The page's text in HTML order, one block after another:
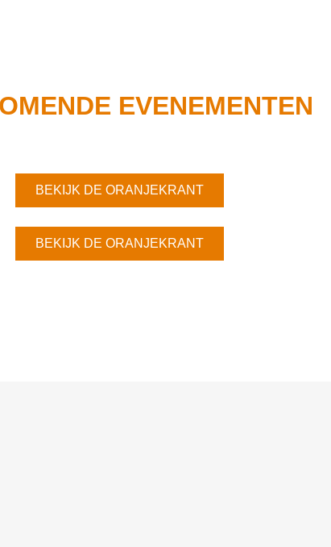
EVENEMENTEN
BEKIJK DE ORANJEKRANT
BEKIJK DE ORANJEKRANT